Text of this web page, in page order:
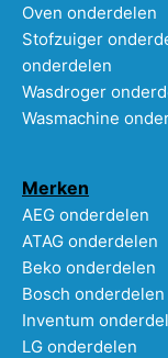
Oven onderdelen
Stofzuiger
onderdelen
Wasdroger
Wasmachine
Merken
AEG onderdelen
ATAG onderdelen
Beko onderdelen
Bosch onderdelen
Inventum
LG onderdelen